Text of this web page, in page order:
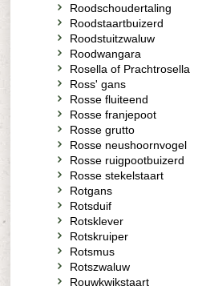
Roodschoudertaling
Roodstaartbuizerd
Roodstuitzwaluw
Roodwangara
Rosella of Prachtrosella
Ross' gans
Rosse fluiteend
Rosse franjepoot
Rosse grutto
Rosse neushoornvogel
Rosse ruigpootbuizerd
Rosse stekelstaart
Rotgans
Rotsduif
Rotsklever
Rotskruiper
Rotsmus
Rotszwaluw
Rouwkwikstaart